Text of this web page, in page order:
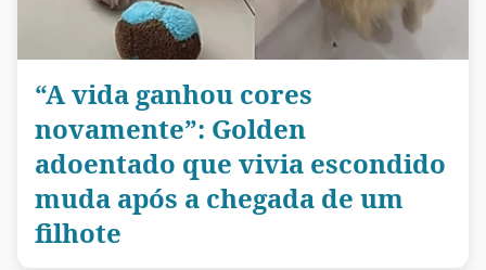
“A vida ganhou cores
novamente”: Golden
adoentado que vivia escondido
muda após a chegada de um
filhote